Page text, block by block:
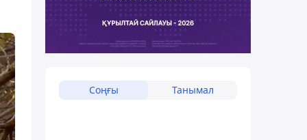
Соңғы Танымал